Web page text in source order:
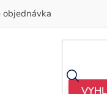
objednávka